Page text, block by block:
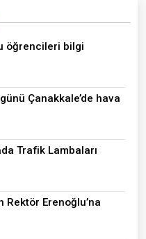
öğrencileri bilgi
Çanakkale’de hava
Trafik Lambaları
Rektör Erenoğlu’na